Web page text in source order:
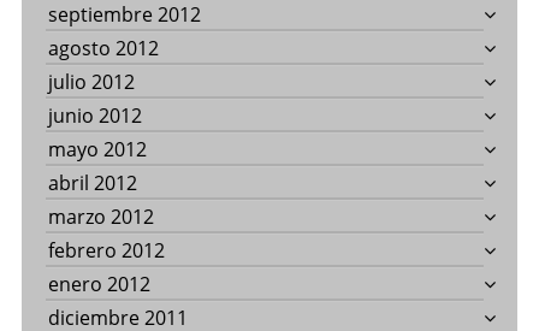
septiembre 2012
agosto 2012
julio 2012
junio 2012
mayo 2012
abril 2012
marzo 2012
febrero 2012
enero 2012
diciembre 2011